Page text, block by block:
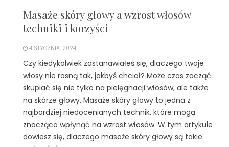
Masaże skóry głowy a wzrost włosów –
techniki i korzyści
4 STYCZNIA, 2024
Czy kiedykolwiek zastanawiałeś się, dlaczego twoje
włosy nie rosną tak, jakbyś chciał? Może czas zacząć
skupiać się nie tylko na pielęgnacji włosów, ale także
na skórze głowy. Masaże skóry głowy to jedna z
najbardziej niedocenianych technik, które mogą
znacząco wpłynąć na wzrost włosów. W tym artykule
dowiesz się, dlaczego masaże skóry głowy są takie